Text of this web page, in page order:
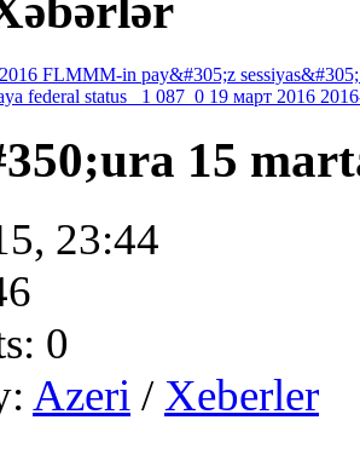
FLMMM-in pay&#305;z sessiyas&#305;
federal status 1 087 0 19 март 2016
15
23:44
0
Azeri / Xeberler